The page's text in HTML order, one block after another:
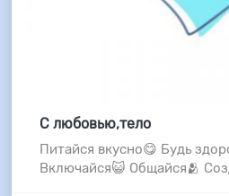
С любовью,тело
Питайся вкусно😋 Будь
Включайся😺 Общайся🫂